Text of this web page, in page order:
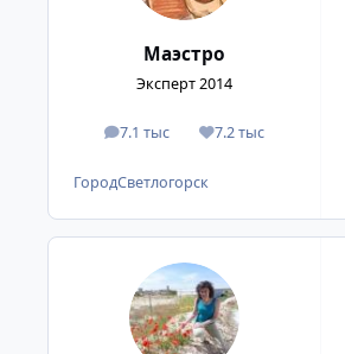
Маэстро
Эксперт 2014
7.1 тыс
сообщения7.2 тыс
Репутация
ГородСветлогорск